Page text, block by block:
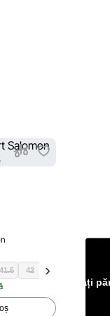
41.5 42 42.5
Livrare
Lăsați